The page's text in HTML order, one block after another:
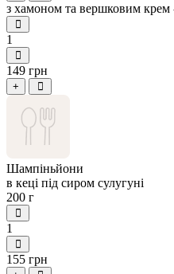
з хамоном та вершковим крем
1
149 грн
+
Шампіньйони
в кеці під сиром сулугуні
200 г
1
155 грн